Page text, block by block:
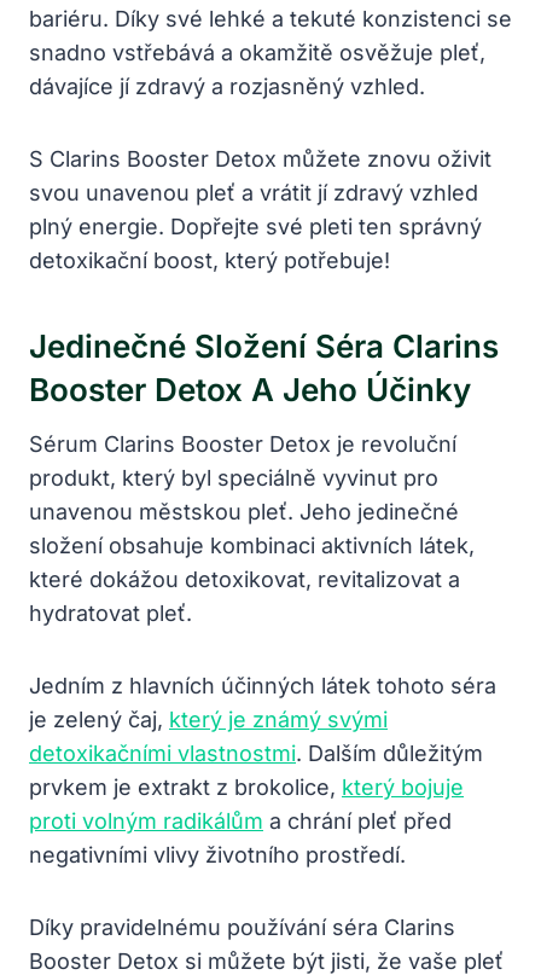
bariéru. Díky své lehké a tekuté konzistenci se
snadno vstřebává a okamžitě osvěžuje pleť,
dávajíce jí zdravý a rozjasněný vzhled.
S Clarins Booster Detox můžete znovu oživit
svou unavenou pleť a vrátit jí zdravý vzhled
plný energie. Dopřejte své pleti ten správný
detoxikační boost, který potřebuje!
Jedinečné Složení Séra Clarins
Booster Detox A Jeho Účinky
Sérum Clarins Booster Detox je revoluční
produkt, který byl speciálně vyvinut pro
unavenou městskou pleť. Jeho jedinečné
složení obsahuje kombinaci aktivních látek,
které dokážou detoxikovat, revitalizovat a
hydratovat pleť.
Jedním z hlavních účinných látek tohoto séra
je zelený čaj, který je známý svými
detoxikačními vlastnostmi. Dalším důležitým
prvkem je extrakt z brokolice, který bojuje
proti volným radikálům a chrání pleť před
negativními vlivy životního prostředí.
Díky pravidelnému používání séra Clarins
Booster Detox si můžete být jisti, že vaše pleť